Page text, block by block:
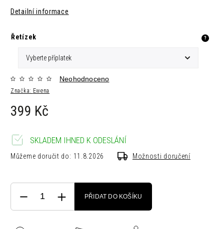
Detailní informace
Řetízek ?
Značka: Ewena
Neohodnoceno
399 Kč
SKLADEM IHNED K ODESLÁNÍ
Můžeme doručit do: 11.8.2026 Možnosti doručení
PŘIDAT DO KOŠÍKU